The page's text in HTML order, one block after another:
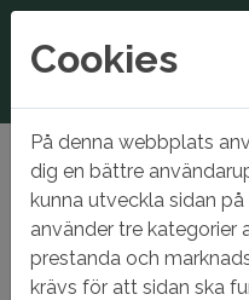
Hem Sidan kunde
Sidan
Sidan du sökte kunde
Cookies
På denna webbplats
dig en bättre
kunna utveckla sidan
använder tre kategorier
prestanda och
krävs för att sidan ska